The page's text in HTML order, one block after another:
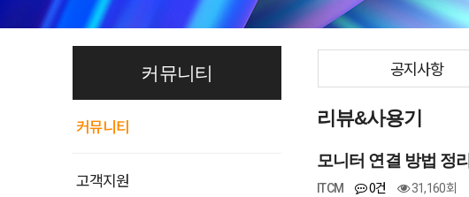
커뮤니티
커뮤니티
고객지원
공지사항
리뷰&사용기
모니터 연결 방법 정리
ITCM 0건 31,160회